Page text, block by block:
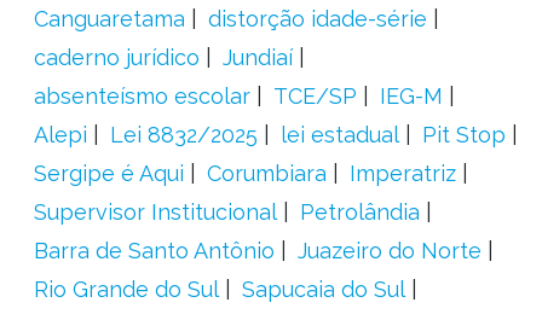
Canguaretama
distorção idade-série
caderno jurídico
Jundiaí
absenteísmo escolar
TCE/SP
IEG-M
Alepi
Lei 8832/2025 lei estadual
Pit Stop
Sergipe é Aqui
Corumbiara
Imperatriz
Supervisor Institucional
Petrolândia
Barra de Santo Antônio
Juazeiro do Norte
Rio Grande do Sul
Sapucaia do Sul